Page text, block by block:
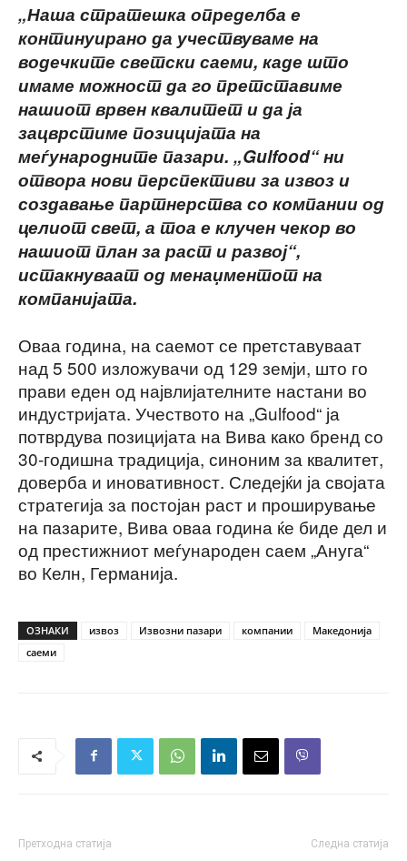
„Наша стратешка определба е
континуирано да учествуваме на
водечките светски саеми, каде што
имаме можност да го претставиме
нашиот врвен квалитет и да ја
зацврстиме позицијата на
меѓународните пазари. „Gulfood“ ни
отвора нови перспективи за извоз и
создавање партнерства со компании од
целиот свет, а тоа е клучен чекор во
нашиот план за раст и развој“,
истакнуваат од менаџментот на
компанијата.
Оваа година, на саемот се претставуваат
над 5 500 изложувачи од 129 земји, што го
прави еден од највлијателните настани во
индустријата. Учеството на „Gulfood“ ја
потврдува позицијата на Вива како бренд со
30-годишна традиција, синоним за квалитет,
доверба и иновативност. Следејќи ја својата
стратегија за постојан раст и проширување
на пазарите, Вива оваа година ќе биде дел и
од престижниот меѓународен саем „Ануга“
во Келн, Германија.
ОЗНАКИ извоз Извозни пазари компании
Македонија
саеми
Претходна статија Следна статија